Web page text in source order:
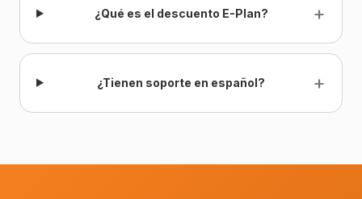
¿Qué es el descuento E-Plan? +
¿Tienen soporte en español? +